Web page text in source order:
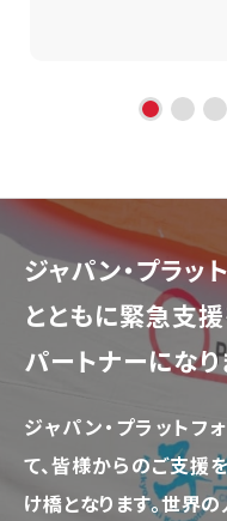
ジャパン・プラッ
とともに緊急支
パートナーにな
ジャパン・プラット
て、皆様からのご支援
け橋となります。世界の